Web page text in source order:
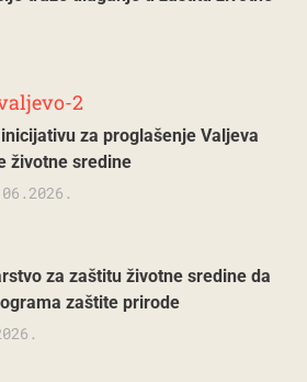
za proglašenje Valjeva
životne sredine
za zaštitu životne sredine da
zaštite prirode